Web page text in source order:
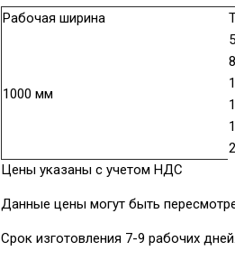
Рабочая ширина
1000 мм
Цены указаны с учетом НДС
Данные цены могут быть
Срок изготовления 7-9 рабочих дней.